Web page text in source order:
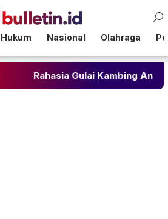
Hukum Nasional Olahraga
Gulai Kambing Anti Amis: Kunci